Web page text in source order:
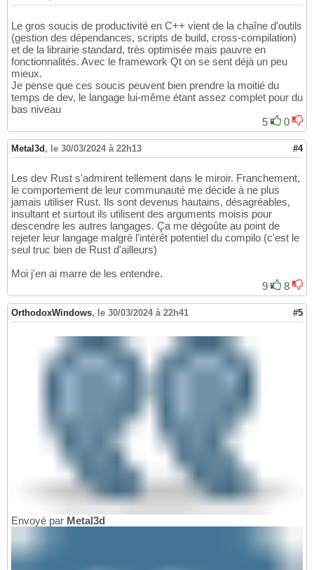
Le gros soucis de productivité en C++ vient de la chaîne d'outils
(gestion des dépendances, scripts de build, cross-compilation)
et de la librairie standard, très optimisée mais pauvre en
fonctionnalités. Avec le framework Qt on se sent déjà un peu
mieux.
Je pense que ces soucis peuvent bien prendre la moitié du
temps de dev, le langage lui-même étant assez complet pour du
bas niveau
5
0
Metal3d , le 30/03/2024 à 22h13 #4
Les dev Rust s'admirent tellement dans le miroir. Franchement,
le comportement de leur communauté me décide à ne plus
jamais utiliser Rust. Ils sont devenus hautains, désagréables,
insultant et surtout ils utilisent des arguments moisis pour
descendre les autres langages. Ça me dégoûte au point de
rejeter leur langage malgré l'intérêt potentiel du compilo (c'est le
seul truc bien de Rust d'ailleurs)
Moi j'en ai marre de les entendre.
9
8
OrthodoxWindows, le 30/03/2024 à 22h41 #5
Envoyé par Metal3d